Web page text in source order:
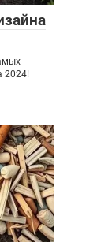
2024!